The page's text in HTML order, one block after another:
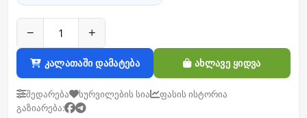
− +
კალათაში დამატება ახლავე ყიდვა
შედარება სურვილების სია
ფასის ისტორია
გაზიარება: